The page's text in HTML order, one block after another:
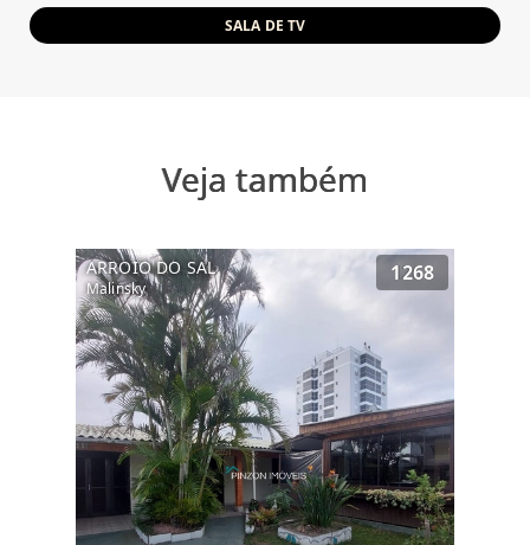
SALA DE TV
Veja também
ARROIO DO SAL
Malinsky
1268